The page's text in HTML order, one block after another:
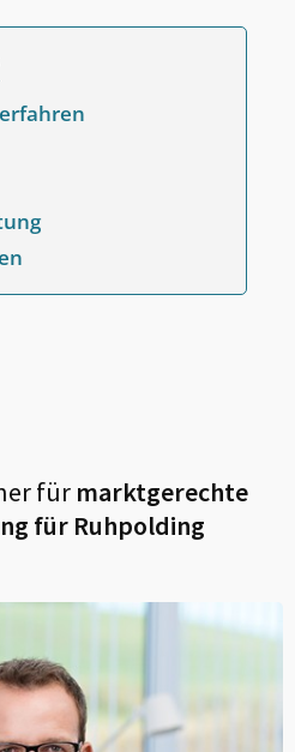
fürmarktgerechte
für Ruhpolding